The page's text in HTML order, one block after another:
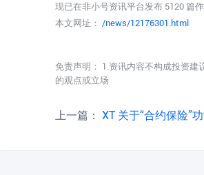
现已在非小号资讯平台发布 5120 篇
本文网址： /news/12176301.html
免责声明： 1.资讯内容不构成投资
的观点或立场
上一篇： XT 关于“合约保险”